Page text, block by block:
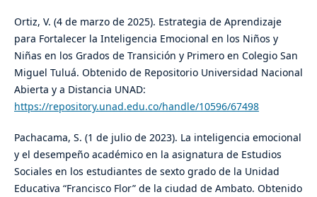
Ortiz, V. (4 de marzo de 2025). Estrategia de Aprendizaje
para Fortalecer la Inteligencia Emocional en los Niños y
Niñas en los Grados de Transición y Primero en Colegio San
Miguel Tuluá. Obtenido de Repositorio Universidad Nacional
Abierta y a Distancia UNAD:
https://repository.unad.edu.co/handle/10596/67498
Pachacama, S. (1 de julio de 2023). La inteligencia emocional
y el desempeño académico en la asignatura de Estudios
Sociales en los estudiantes de sexto grado de la Unidad
Educativa “Francisco Flor” de la ciudad de Ambato. Obtenido